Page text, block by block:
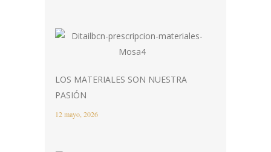
LOS MATERIALES SON NUESTRA
PASIÓN
12 mayo, 2026